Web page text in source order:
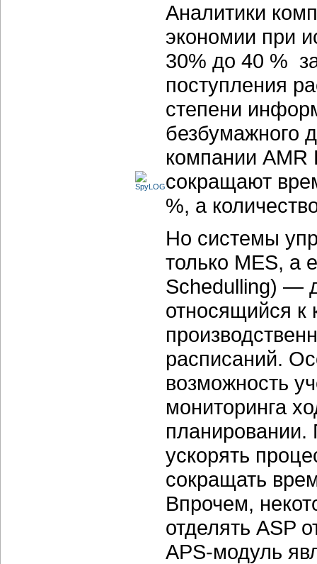
Аналитики
экономии при
30% до 40 %
поступления
степени
безбумажного
компании AMR
сокращают
%, а
Но системы
только MES, а
Schedulling) —
относящийся к
расписаний.
возможность
мониторинга
планировании.
ускорять
сокращать
Впрочем,
отделять ASP
APS-модуль